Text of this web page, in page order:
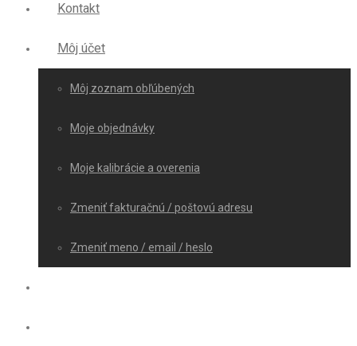
Kontakt
Môj účet
Môj zoznam obľúbených
Moje objednávky
Moje kalibrácie a overenia
Zmeniť fakturačnú / poštovú adresu
Zmeniť meno / email / heslo